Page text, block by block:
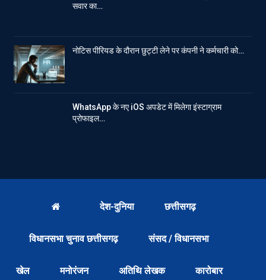
सवार का…
नोटिस पीरियड के दौरान छुट्टी लेने पर कंपनी ने कर्मचारी को…
WhatsApp के नए iOS अपडेट में मिलेगा इंस्टाग्राम
प्रोफाइल…
देश-दुनिया छत्तीसगढ़
विधानसभा चुनाव छत्तीसगढ़ संसद / विधानसभा
खेल मनोरंजन अतिथि लेखक कारोबार